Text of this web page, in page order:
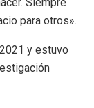
Siempre
para otros».
y estuvo